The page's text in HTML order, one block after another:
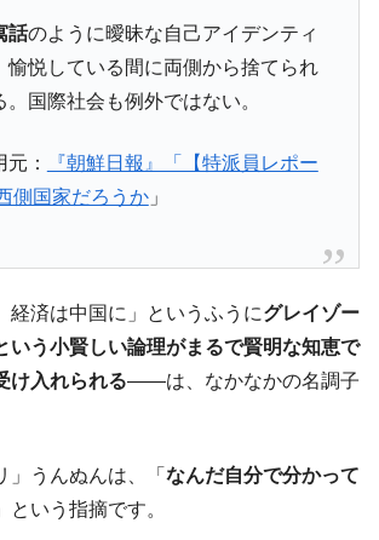
話のように曖昧な自己アイデンティ
愉悦している間に両側から捨てられ
。国際社会も例外ではない。
：
『朝鮮日報』「【特派員レポー
側国家だろうか」
経済は中国に」というふうにグレイゾー
いう小賢しい論理がまるで賢明な知恵で
け入れられる――は、なかなかの名調子
」うんぬんは、「 なんだ自分で分かって
という指摘です。